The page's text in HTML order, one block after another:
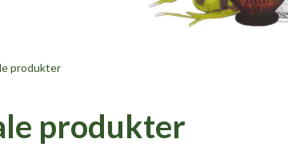
produkter
produkter